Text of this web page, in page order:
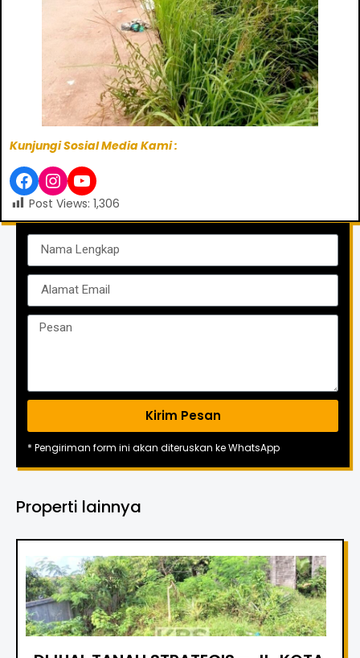
Kunjungi Sosial Media Kami :
Post Views: 1,306
Kirim Pesan
* Pengiriman form ini akan diteruskan ke WhatsApp
Properti lainnya